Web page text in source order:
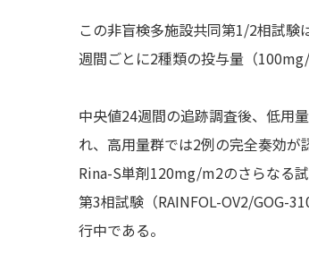
この非盲検多施設共同第1/2相試
週間ごとに2種類の投与量（
中央値24週間の追跡調査後、低用
れ、高用量群では2例の完全奏効が
Rina-S単剤120mg/m2のさらなる
第3相試験（RAINFOL-OV2/GOG-
行中である。